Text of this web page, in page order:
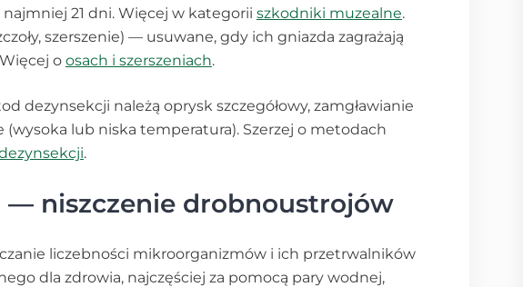
21 dni. Więcej w kategorii szkodniki muzealne.
szerszenie) — usuwane, gdy ich gniazda zagrażają
o osach i szerszeniach.
dezynsekcji należą oprysk szczegółowy, zamgławianie
(wysoka lub niska temperatura). Szerzej o metodach
.
— niszczenie drobnoustrojów
liczebności mikroorganizmów i ich przetrwalników
dla zdrowia, najczęściej za pomocą pary wodnej,